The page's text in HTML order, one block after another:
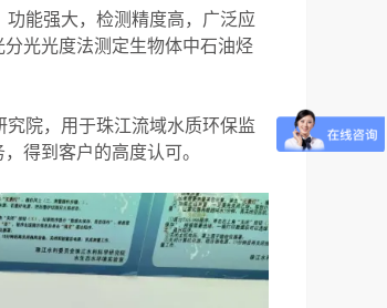
能强大，检测精度高，广泛应
光光度法测定生物体中石油烃
院，用于珠江流域水质环保监
得到客户的高度认可。